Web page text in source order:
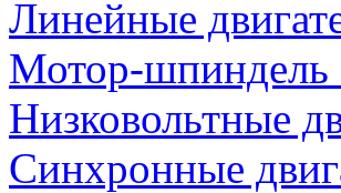
Линейные
Мотор-шпиндель
Низковольтные
Синхронные